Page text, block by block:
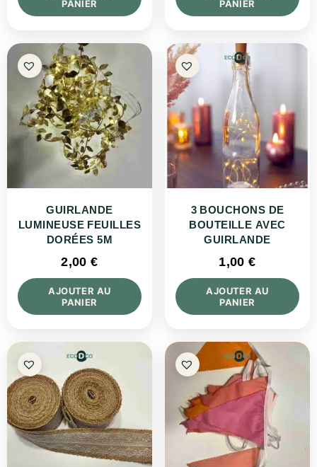
PANIER
PANIER
GUIRLANDE
LUMINEUSE FEUILLES
DORÉES 5M
2,00€
AJOUTER AU
PANIER
3 BOUCHONS DE
BOUTEILLE AVEC
GUIRLANDE
1,00€
AJOUTER AU
PANIER